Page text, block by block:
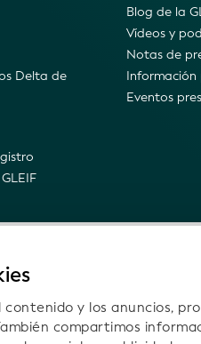
y los anuncios,
compartimos
Delta de
Blog de la
Vídeos y
Notas de
Información
Eventos